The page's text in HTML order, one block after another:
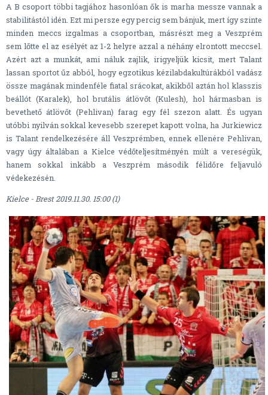
A B csoport többi tagjához hasonlóan ők is marha messze vannak a
stabilitástól idén. Ezt mi persze egy percig sem bánjuk, mert így szinte
minden meccs izgalmas a csoportban, másrészt meg a Veszprém
sem lőtte el az esélyét az 1-2 helyre azzal a néhány elrontott meccsel.
Azért azt a munkát, ami náluk zajlik, irigyeljük kicsit, mert Talant
lassan sportot űz abból, hogy egzotikus kézilabdakultúrákból vadász
össze magának mindenféle fiatal srácokat, akikből aztán hol klasszis
beállót (Karalek), hol brutális átlövőt (Kulesh), hol hármasban is
bevethető átlövőt (Pehlivan) farag egy fél szezon alatt. És ugyan
utóbbi nyilván sokkal kevesebb szerepet kapott volna, ha Jurkiewicz
is Talant rendelkezésére áll Veszprémben, ennek ellenére Pehlivan,
vagy úgy általában a Kielce védőteljesítményén múlt a vereségük,
hanem sokkal inkább a Veszprém második félidőre feljavuló
védekezésén.
Kielce - Brest 2019.11.30. 15:00 (1)